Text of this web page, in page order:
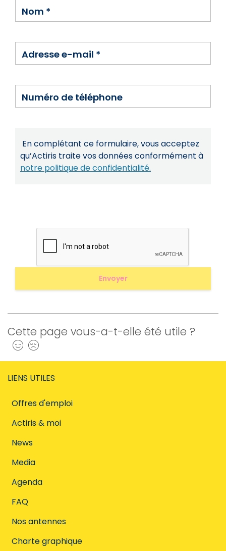
Nom *
Adresse e-mail *
Numéro de téléphone
En complétant ce formulaire, vous acceptez
qu’Actiris traite vos données conformément à
notre politique de confidentialité.
Cette page vous-a-t-elle été utile ?
Oui
LIENS UTILES
Offres d'emploi
Actiris & moi
News
Media
Agenda
FAQ
Nos antennes
Charte graphique